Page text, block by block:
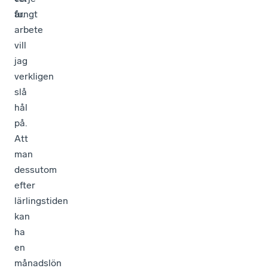
tungt
arbete
vill
jag
verkligen
slå
hål
på.
Att
man
dessutom
efter
lärlingstiden
kan
ha
en
månadslön
år.